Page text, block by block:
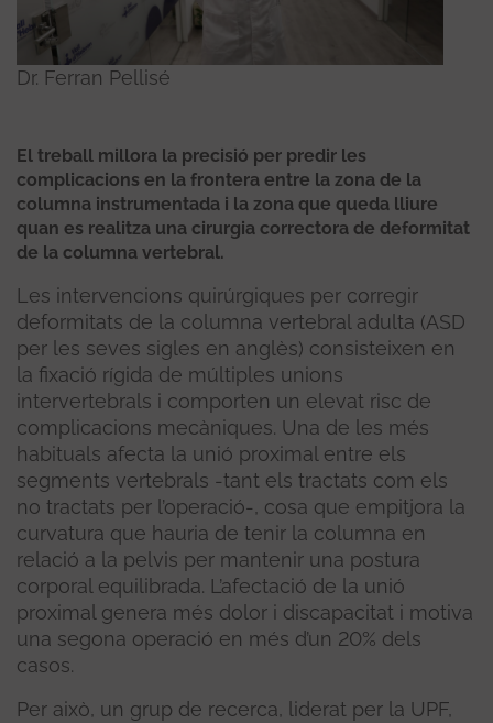
Dr. Ferran Pellisé
El treball millora la precisió per predir les
complicacions en la frontera entre la zona de la
columna instrumentada i la zona que queda lliure
quan es realitza una cirurgia correctora de deformitat
de la columna vertebral.
Les intervencions quirúrgiques per corregir
deformitats de la columna vertebral adulta (ASD
per les seves sigles en anglès) consisteixen en
la fixació rígida de múltiples unions
intervertebrals i comporten un elevat risc de
complicacions mecàniques. Una de les més
habituals afecta la unió proximal entre els
segments vertebrals -tant els tractats com els
no tractats per l’operació-, cosa que empitjora la
curvatura que hauria de tenir la columna en
relació a la pelvis per mantenir una postura
corporal equilibrada. L’afectació de la unió
proximal genera més dolor i discapacitat i motiva
una segona operació en més d’un 20% dels
casos.
Per això, un grup de recerca, liderat per la UPF,